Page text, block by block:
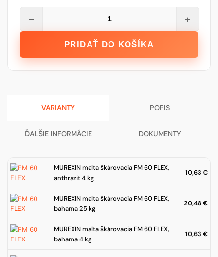
FM
− +
PRIDAŤ DO KOŠÍKA
VARIANTY POPIS
ĎALŠIE INFORMÁCIE DOKUMENTY
MUREXIN malta škárovacia FM 60 FLEX,
anthrazit 4 kg
10,63 €
MUREXIN malta škárovacia FM 60 FLEX,
bahama 25 kg
20,48€
MUREXIN malta škárovacia FM 60 FLEX,
bahama 4 kg
10,63 €